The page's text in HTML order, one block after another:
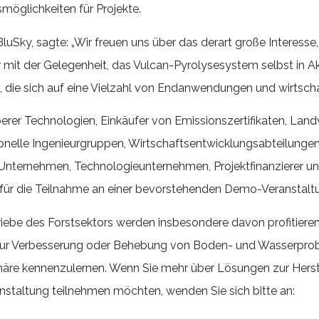
für Projekte.
sagte: „Wir freuen uns über das derart große
der Gelegenheit, das Vulcan-Pyrolysesystem selbst in
sich auf eine Vielzahl von Endanwendungen und
Technologien, Einkäufer von Emissionszertifikaten,
Ingenieurgruppen,
Technologieunternehmen, Projektfinanzierer
die Teilnahme an einer bevorstehenden Demo-
des Forstsektors werden insbesondere davon
Verbesserung oder Behebung von Boden- und
kennenzulernen. Wenn Sie mehr über Lösungen zur
teilnehmen möchten, wenden Sie sich bitte an: